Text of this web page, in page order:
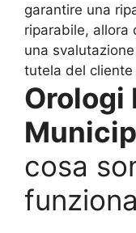
garantire una
riparabile, allora
una
tutela del cliente
Orologi
cosa